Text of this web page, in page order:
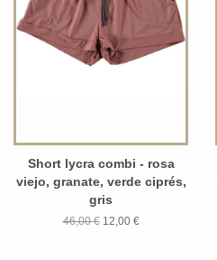
Short lycra combi - rosa
viejo, granate, verde ciprés,
gris
46,00 €12,00 €